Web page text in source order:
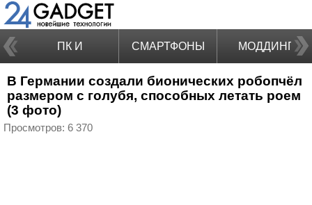
ПК И
НОУТБУКИ
СМАРТФОНЫ МОДДИНГ
В Германии создали бионических робопчёл
размером с голубя, способных летать роем
(3 фото)
Просмотров: 6 370